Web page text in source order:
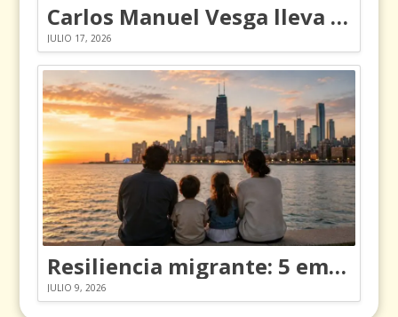
Carlos Manuel Vesga lleva el nombre de Colombia a los Emmy
JULIO 17, 2026
Resiliencia migrante: 5 emociones y cómo gestionarlas
JULIO 9, 2026